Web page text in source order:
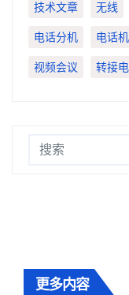
技术文章 无线
电话分机 电话机
视频会议 转接
更多内容